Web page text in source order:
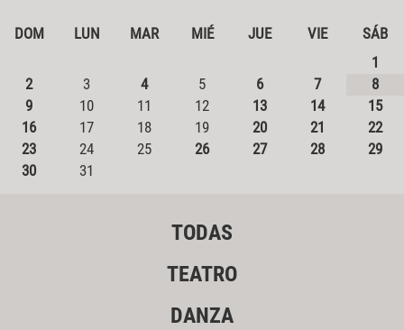
DOM LUN MAR MIÉ JUE VIE
SÁB
1
2
3 4 5 6 7
8
9
10 11 12 13 14
15
16
17 18 19 20 21
22
23
24 25 26 27 28
29
30
31
TODAS
TEATRO
DANZA